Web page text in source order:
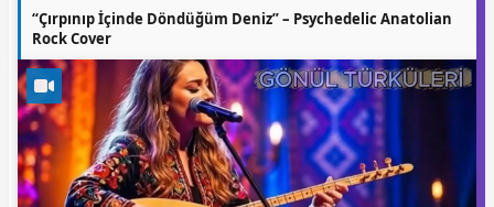
“Çırpınıp İçinde Döndüğüm Deniz” – Psychedelic Anatolian
Rock Cover